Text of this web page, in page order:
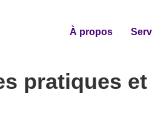
À propos
pratiques